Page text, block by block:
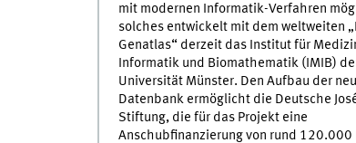
mit modernen Informatik-Verfahren
solches entwickelt mit dem weltweiten
Genatlas“ derzeit das Institut für
Informatik und Biomathematik (IMIB)
Universität Münster. Den Aufbau der
Datenbank ermöglicht die Deutsche
Stiftung, die für das Projekt eine
Anschubfinanzierung von rund 120.000